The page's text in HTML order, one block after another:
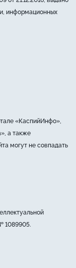
информационных
«КаспийИнфо»,
а также
могут не совпадать
1089905.